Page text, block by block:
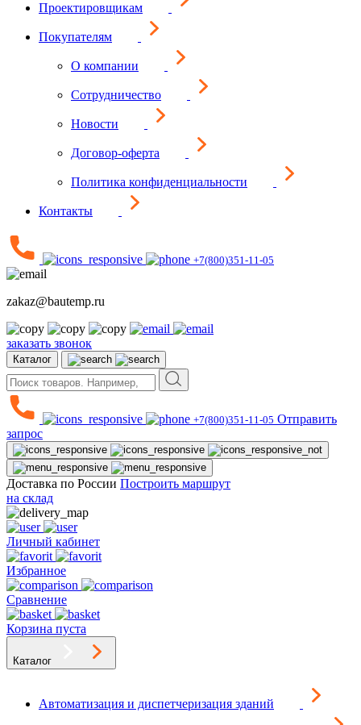
Проектировщикам
Покупателям
О компании
Сотрудничество
Новости
Договор-оферта
Политика конфиденциальности
Контакты
+7(800)351-11-05
zakaz@bautemp.ru
заказать звонок
Каталог
+7(800)351-11-05 Отправить
запрос
Доставка по России Построить маршрут
на склад
Личный кабинет
Избранное
Сравнение
Корзина пуста
Каталог
Автоматизация и диспетчеризация зданий